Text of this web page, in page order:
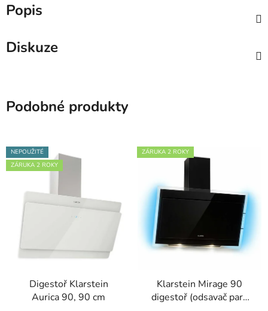
Popis
Diskuze
Podobné produkty
NEPOUŽITÉ
ZÁRUKA 2 ROKY
Digestoř Klarstein
Aurica 90, 90 cm
ZÁRUKA 2 ROKY
Klarstein Mirage 90
digestoř (odsavač par),